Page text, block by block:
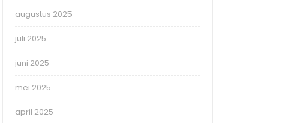
augustus 2025
juli 2025
juni 2025
mei 2025
april 2025